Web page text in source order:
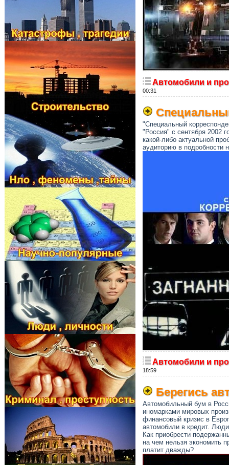
Автомобили и
00:31
"Специальный
"Россия" с сентября 2002
какой-либо актуальной
аудиторию в подробности
Автомобили и
18:59
Берегись
Автомобильный бум в
иномарками мировых
финансовый кризис в
автомобили в кредит.
Как приобрести
на чем нельзя экономить
платит дважды?